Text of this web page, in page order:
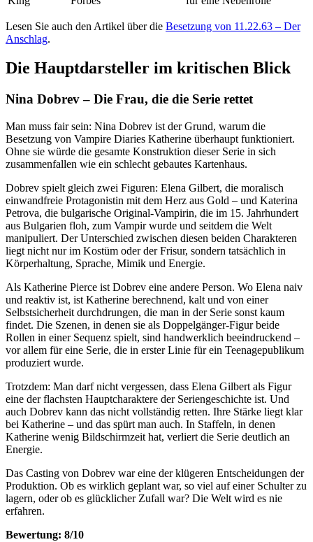
Lesen Sie auch den Artikel über die Besetzung von 11.22.63 – Der
Anschlag.
Die Hauptdarsteller im kritischen Blick
Nina Dobrev – Die Frau, die die Serie rettet
Man muss fair sein: Nina Dobrev ist der Grund, warum die
Besetzung von Vampire Diaries Katherine überhaupt funktioniert.
Ohne sie würde die gesamte Konstruktion dieser Serie in sich
zusammenfallen wie ein schlecht gebautes Kartenhaus.
Dobrev spielt gleich zwei Figuren: Elena Gilbert, die moralisch
einwandfreie Protagonistin mit dem Herz aus Gold – und Katerina
Petrova, die bulgarische Original-Vampirin, die im 15. Jahrhundert
aus Bulgarien floh, zum Vampir wurde und seitdem die Welt
manipuliert. Der Unterschied zwischen diesen beiden Charakteren
liegt nicht nur im Kostüm oder der Frisur, sondern tatsächlich in
Körperhaltung, Sprache, Mimik und Energie.
Als Katherine Pierce ist Dobrev eine andere Person. Wo Elena naiv
und reaktiv ist, ist Katherine berechnend, kalt und von einer
Selbstsicherheit durchdrungen, die man in der Serie sonst kaum
findet. Die Szenen, in denen sie als Doppelgänger-Figur beide
Rollen in einer Sequenz spielt, sind handwerklich beeindruckend –
vor allem für eine Serie, die in erster Linie für ein Teenagepublikum
produziert wurde.
Trotzdem: Man darf nicht vergessen, dass Elena Gilbert als Figur
eine der flachsten Hauptcharaktere der Seriengeschichte ist. Und
auch Dobrev kann das nicht vollständig retten. Ihre Stärke liegt klar
bei Katherine – und das spürt man auch. In Staffeln, in denen
Katherine wenig Bildschirmzeit hat, verliert die Serie deutlich an
Energie.
Das Casting von Dobrev war eine der klügeren Entscheidungen der
Produktion. Ob es wirklich geplant war, so viel auf einer Schulter zu
lagern, oder ob es glücklicher Zufall war? Die Welt wird es nie
erfahren.
Bewertung: 8/10